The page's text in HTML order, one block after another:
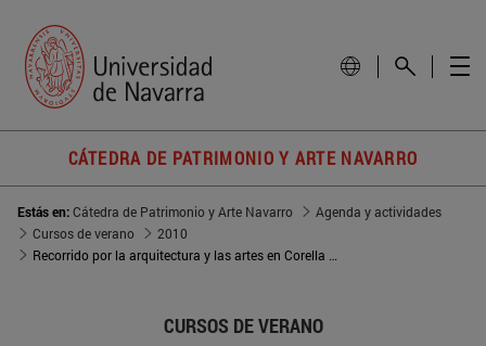
CÁTEDRA DE PATRIMONIO Y ARTE NAVARRO
Estás en:Cátedra de Patrimonio y Arte Navarro
Agenda y actividades
Cursos de verano
2010
Recorrido por la arquitectura y las artes en Corella en los siglos XIX y XX
CURSOS DE VERANO